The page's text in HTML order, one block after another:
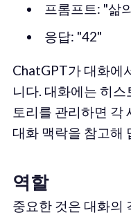
프롬프트: "삶
응답: "42"
ChatGPT가 대화에
니다. 대화에는 히
토리를 관리하면 각
대화 맥락을 참고해
역할
중요한 것은 대화의